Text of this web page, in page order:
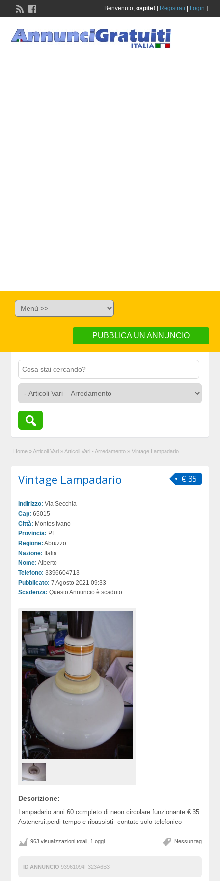
Benvenuto, ospite! [ Registrati Login ]
PUBBLICA UN ANNUNCIO
Home » Articoli Vari » Articoli Vari - Arredamento » Vintage Lampadario
€ 35
Vintage Lampadario
Indirizzo: Via Secchia
Cap: 65015
Città: Montesilvano
Provincia: PE
Regione: Abruzzo
Nazione: Italia
Nome: Alberto
Telefono: 3396604713
Pubblicato: 7 Agosto 2021 09:33
Scadenza: Questo Annuncio è scaduto.
Descrizione:
Lampadario anni 60 completo di neon circolare funzionante €.35
Astenersi:perdi tempo e ribassisti- contato solo telefonico
Nessun tag
963 visualizzazioni totali, 1 oggi
ID ANNUNCIO 93961094F323A6B3